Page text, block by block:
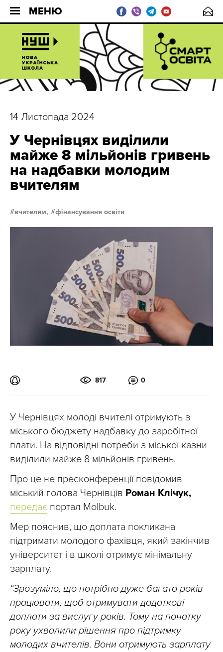
МЕНЮ
14 Листопада 2024
У Чернівцях виділили
майже 8 мільйонів гривень
на надбавки молодим
вчителям
вчителям, фінансування освіти
817 0
У Чернівцях молоді вчителі отримують з
міського бюджету надбавку до заробітної
плати. На відповідні потреби з міської казни
виділили майже 8 мільйонів гривень.
Про це не пресконференції повідомив
міський голова Чернівців Роман Клічук,
передає портал Molbuk.
Мер пояснив, що доплата покликана
підтримати молодого фахівця, який закінчив
університет і в школі отримує мінімальну
зарплату.
“Зрозуміло, що потрібно дуже багато років
працювати, щоб отримувати додаткові
доплати за вислугу років. Тому на початку
року ухвалили рішення про підтримку
молодих вчителів. Вони отримують зарплату